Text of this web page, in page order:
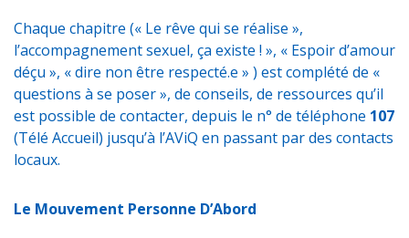
Chaque chapitre (« Le rêve qui se réalise »,
l’accompagnement sexuel, ça existe ! », « Espoir d’amour
déçu », « dire non être respecté.e » ) est complété de «
questions à se poser », de conseils, de ressources qu’il
est possible de contacter, depuis le n° de téléphone 107
(Télé Accueil) jusqu’à l’AViQ en passant par des contacts
locaux.
Le Mouvement Personne D’Abord